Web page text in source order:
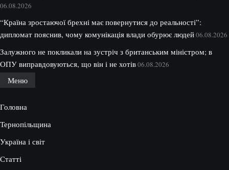
06.08.2026
“Країна зростаючої брехні має повернутися до реальності”:
дипломат пояснив, чому комунікація влади обурює людей06.08.2026
Залужного не покликали на зустріч з британським міністром; в
ОПУ виправдовуються, що він і не хотів06.08.2026
Меню
Головна
Тернопільщина
Україна і світ
Статті